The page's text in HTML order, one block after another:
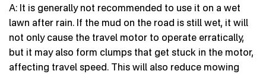
A: It is generally not recommended to use it on a wet
lawn after rain. If the mud on the road is still wet, it will
not only cause the travel motor to operate erratically,
but it may also form clumps that get stuck in the motor,
affecting travel speed. This will also reduce mowing